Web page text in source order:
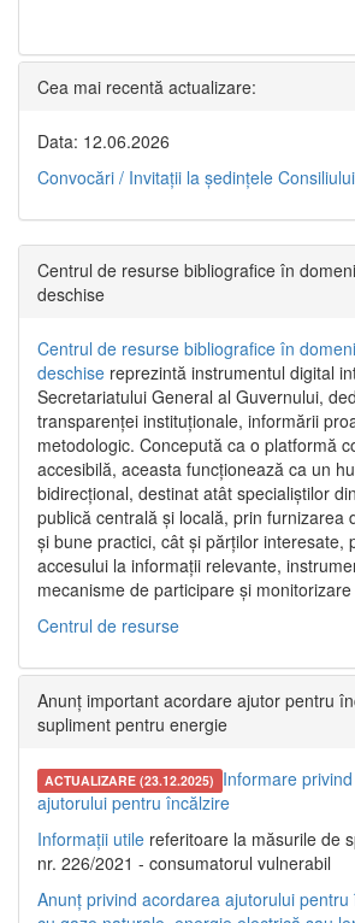
Cea mai recentă actualizare:
Data: 12.06.2026
Convocări / Invitaţii la şedinţele
Centrul de resurse bibliografice în
deschise
Centrul de resurse bibliografice în
deschise reprezintă instrumentul digital
Secretariatului General al Guvernului,
transparenței instituționale, informării
metodologic. Concepută ca o platformă
accesibilă, aceasta funcționează ca un
bidirecțional, destinat atât specialiștilor
publică centrală și locală, prin furnizarea
și bune practici, cât și părților interesate,
accesului la informații relevante,
mecanisme de participare și
Centrul de resurse
Anunț important acordare ajutor pentru
supliment pentru energie
ACTUALIZARE (23.12.2025) Informare
ajutorului pentru încălzire
Informații utile referitoare la măsurile de
nr. 226/2021 - consumatorul vulnerabil
Anunț privind acordarea ajutorului